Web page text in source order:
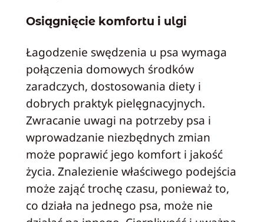
Osiągnięcie komfortu i ulgi
Łagodzenie swędzenia u psa wymaga
połączenia domowych środków
zaradczych, dostosowania diety i
dobrych praktyk pielęgnacyjnych.
Zwracanie uwagi na potrzeby psa i
wprowadzanie niezbędnych zmian
może poprawić jego komfort i jakość
życia. Znalezienie właściwego podejścia
może zająć trochę czasu, ponieważ to,
co działa na jednego psa, może nie